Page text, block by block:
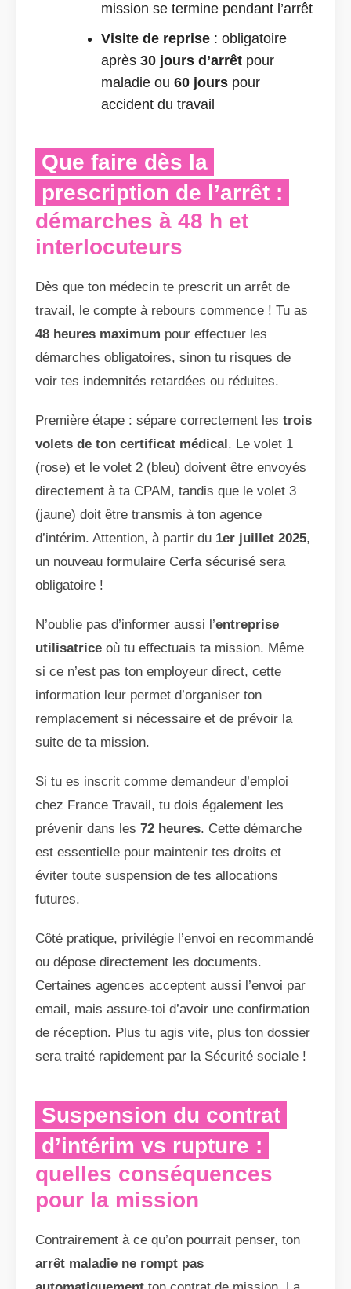
mission se termine pendant l’arrêt
Visite de reprise : obligatoire
après 30 jours d’arrêt pour
maladie ou 60 jours pour
accident du travail
Que faire dès la
prescription de l’arrêt :
démarches à 48 h et
interlocuteurs
Dès que ton médecin te prescrit un arrêt de
travail, le compte à rebours commence ! Tu as
48 heures maximum pour effectuer les
démarches obligatoires, sinon tu risques de
voir tes indemnités retardées ou réduites.
Première étape : sépare correctement les trois
volets de ton certificat médical. Le volet 1
(rose) et le volet 2 (bleu) doivent être envoyés
directement à ta CPAM, tandis que le volet 3
(jaune) doit être transmis à ton agence
d’intérim. Attention, à partir du 1er juillet 2025,
un nouveau formulaire Cerfa sécurisé sera
obligatoire !
N’oublie pas d’informer aussi l’entreprise
utilisatrice où tu effectuais ta mission. Même
si ce n’est pas ton employeur direct, cette
information leur permet d’organiser ton
remplacement si nécessaire et de prévoir la
suite de ta mission.
Si tu es inscrit comme demandeur d’emploi
chez France Travail, tu dois également les
prévenir dans les 72 heures. Cette démarche
est essentielle pour maintenir tes droits et
éviter toute suspension de tes allocations
futures.
Côté pratique, privilégie l’envoi en recommandé
ou dépose directement les documents.
Certaines agences acceptent aussi l’envoi par
email, mais assure-toi d’avoir une confirmation
de réception. Plus tu agis vite, plus ton dossier
sera traité rapidement par la Sécurité sociale !
Suspension du contrat
d’intérim vs rupture :
quelles conséquences
pour la mission
Contrairement à ce qu’on pourrait penser, ton
arrêt maladie ne rompt pas